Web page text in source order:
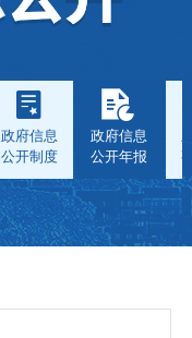
政府信息
公开制度
政府信息
公开年报